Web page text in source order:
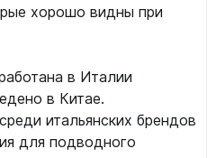
хорошо видны при
в Италии
в Китае.
итальянских брендов
для подводного